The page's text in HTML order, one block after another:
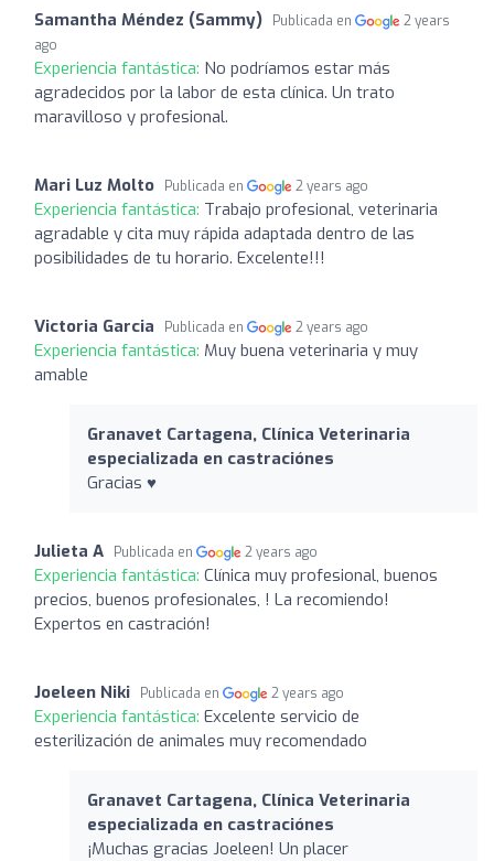
Samantha Méndez (Sammy) Publicada en
2 years
ago
Experiencia fantástica: No podríamos estar más
agradecidos por la labor de esta clínica. Un trato
maravilloso y profesional.
Mari Luz Molto Publicada en 2 years ago
Experiencia fantástica: Trabajo profesional, veterinaria
agradable y cita muy rápida adaptada dentro de las
posibilidades de tu horario. Excelente!!!
Victoria Garcia Publicada en 2 years ago
Experiencia fantástica: Muy buena veterinaria y muy
amable
Granavet Cartagena, Clínica Veterinaria
especializada en castraciónes
Gracias ♥️
Julieta A Publicada en 2 years ago
Experiencia fantástica: Clínica muy profesional, buenos
precios, buenos profesionales, ! La recomiendo!
Expertos en castración!
Joeleen Niki Publicada en 2 years ago
Experiencia fantástica: Excelente servicio de
esterilización de animales muy recomendado
Granavet Cartagena, Clínica Veterinaria
especializada en castraciónes
¡Muchas gracias Joeleen! Un placer